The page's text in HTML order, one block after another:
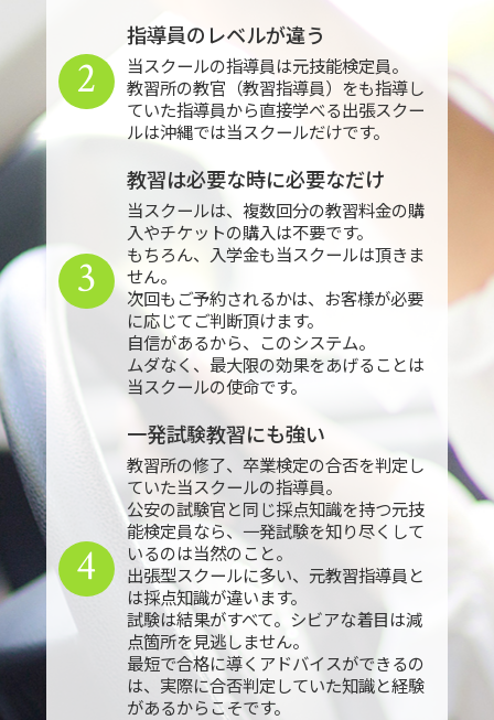
指導員のレベルが違う
当スクールの指導員は元技能検定員。
教習所の教官（教習指導員）をも指導し
ていた指導員から直接学べる出張スクー
ルは沖縄では当スクールだけです。
2
教習は必要な時に必要なだけ
当スクールは、複数回分の教習料金の購
入やチケットの購入は不要です。
もちろん、入学金も当スクールは頂きま
せん。
次回もご予約されるかは、お客様が必要
に応じてご判断頂けます。
自信があるから、このシステム。
ムダなく、最大限の効果をあげることは
当スクールの使命です。
3
一発試験教習にも強い
教習所の修了、卒業検定の合否を判定し
ていた当スクールの指導員。
公安の試験官と同じ採点知識を持つ元技
能検定員なら、一発試験を知り尽くして
いるのは当然のこと。
出張型スクールに多い、元教習指導員と
は採点知識が違います。
試験は結果がすべて。シビアな着目は減
点箇所を見逃しません。
最短で合格に導くアドバイスができるの
は、実際に合否判定していた知識と経験
があるからこそです。
4